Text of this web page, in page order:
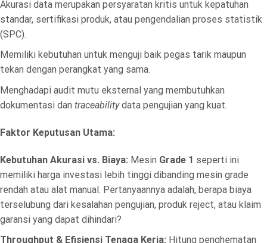
Akurasi data merupakan persyaratan kritis untuk kepatuhan
standar, sertifikasi produk, atau pengendalian proses statistik
(SPC).
Memiliki kebutuhan untuk menguji baik pegas tarik maupun
tekan dengan perangkat yang sama.
Menghadapi audit mutu eksternal yang membutuhkan
dokumentasi dan traceabilitydata pengujian yang kuat.
Faktor Keputusan Utama:
Kebutuhan Akurasi vs. Biaya: Mesin Grade 1 seperti ini
memiliki harga investasi lebih tinggi dibanding mesin grade
rendah atau alat manual. Pertanyaannya adalah, berapa biaya
terselubung dari kesalahan pengujian, produk reject, atau klaim
garansi yang dapat dihindari?
Throughput & Efisiensi Tenaga Kerja: Hitung penghematan